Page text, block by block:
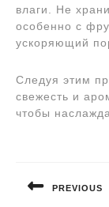
влаги. Не
особенно с
ускоряющий
Следуя этим
свежесть и
чтобы
записям
PREVIOUS